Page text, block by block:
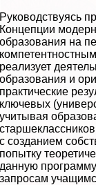
Руководствуясь
Концепции
образования на
реализует
образования и
пpaктические
ключевых
учитывая
с созданием
попытку
данную
запросам